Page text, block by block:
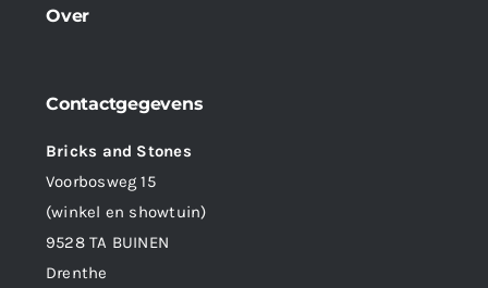
Over
Contactgegevens
Bricks and Stones
Voorbosweg 15
(winkel en showtuin)
9528 TA BUINEN
Drenthe